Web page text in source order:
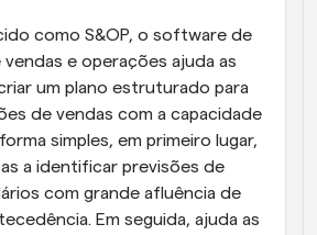
como S&OP, o software de
e operações ajuda as
um plano estruturado para
de vendas com a capacidade
simples, em primeiro lugar,
a identificar previsões de
com grande afluência de
Em seguida, ajuda as